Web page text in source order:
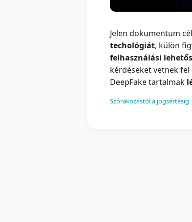
Jelen dokumentum
techológiát, külön
felhasználási
kérdéseket vetnek
DeepFake tartalmak
Szórakozástól a jogsértésig